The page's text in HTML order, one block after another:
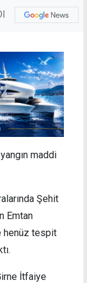
maddi
Şehit
Emtan
henüz tespit
İtfaiye